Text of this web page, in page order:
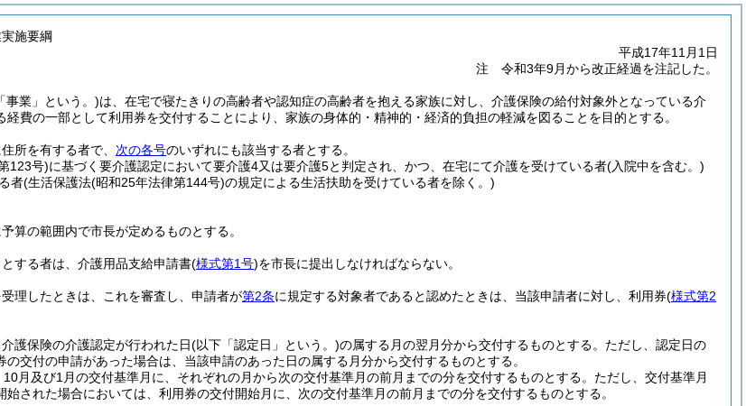
施要綱
平成17年11月1日
注 令和3年9月から改正経過を注記した。
事業」という。)は、在宅で寝たきりの高齢者や認知症の高齢者を抱える家族に対し、介護保険の給付対象外となっている介
費の一部として利用券を交付することにより、家族の身体的・精神的・経済的負担の軽減を図ることを目的とする。
所を有する者で、 次の各号のいずれにも該当する者とする。
123号)に基づく要介護認定において要介護4又は要介護5と判定され、かつ、在宅にて介護を受けている者(入院中を含む。)
者(生活保護法(昭和25年法律第144号)の規定による生活扶助を受けている者を除く。)
算の範囲内で市長が定めるものとする。
する者は、介護用品支給申請書(様式第1号)を市長に提出しなければならない。
理したときは、これを審査し、申請者が第2条に規定する対象者であると認めたときは、当該申請者に対し、利用券(様式第2
護保険の介護認定が行われた日(以下「認定日」という。)の属する月の翌月分から交付するものとする。 ただし、認定日の
の交付の申請があった場合は、当該申請のあった日の属する月分から交付するものとする。
月及び1月の交付基準月に、それぞれの月から次の交付基準月の前月までの分を交付するものとする。 ただし、交付基準月
始された場合においては、利用券の交付開始月に、次の交付基準月の前月までの分を交付するものとする。